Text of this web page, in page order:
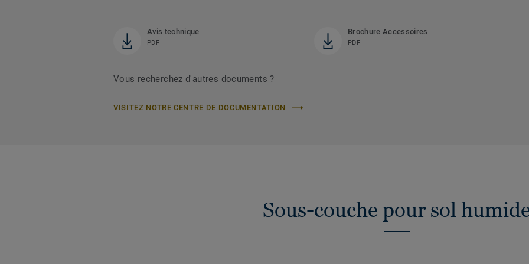
Avis technique
PDF
Brochure Accessoires
PDF
Vous recherchez d'autres documents ?
VISITEZ NOTRE CENTRE DE DOCUMENTATION
Sous-couche pour sol